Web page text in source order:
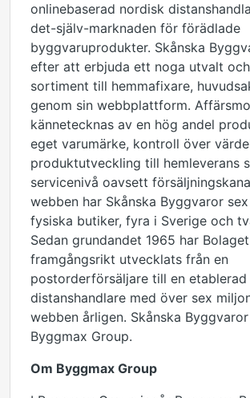
onlinebaserad nordisk
det-själv-marknaden för förädlade
byggvaruprodukter. Skånska
efter att erbjuda ett noga utvalt
sortiment till hemmafixare,
genom sin webbplattform.
kännetecknas av en hög andel
eget varumärke, kontroll över
produktutveckling till hemleverans
servicenivå oavsett
webben har Skånska Byggvaror
fysiska butiker, fyra i Sverige och
Sedan grundandet 1965 har Bolaget
framgångsrikt utvecklats från en
postorderförsäljare till en etablerad
distanshandlare med över sex
webben årligen. Skånska
Byggmax Group.
Om Byggmax Group